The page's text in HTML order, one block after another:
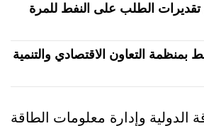
الطلب على النفط للمرة
بمنظمة التعاون الاقتصادي والتنمية
الدولية وإدارة معلومات الطاقة